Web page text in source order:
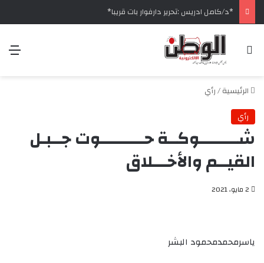
‏*د/كامل ادريس :تحرير دارفوار بات قريبا*
بحث عن
الرئيسية/رأي
رأي
شــــــــوكــة حـــــــــوت جــبـل
القيــم والأخـــلاق
2 مايو، 2021
ياسرمحمدمحمود البشر